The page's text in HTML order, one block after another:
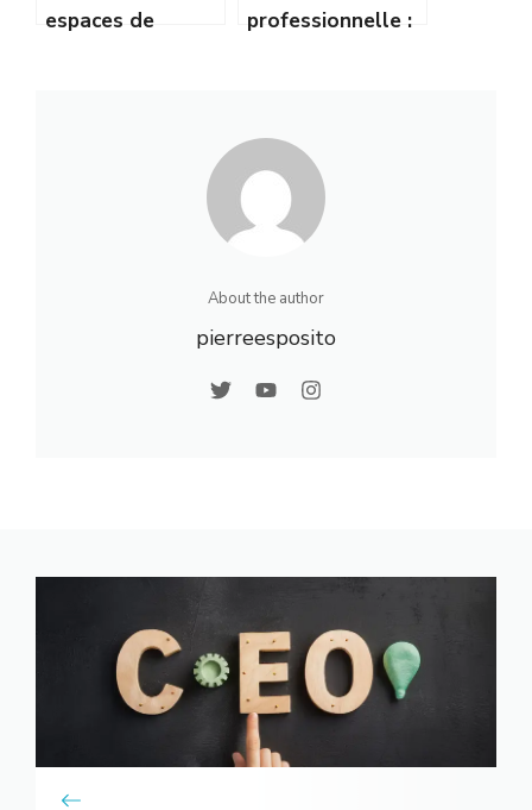
espaces de
professionnelle :
About the author
pierreesposito